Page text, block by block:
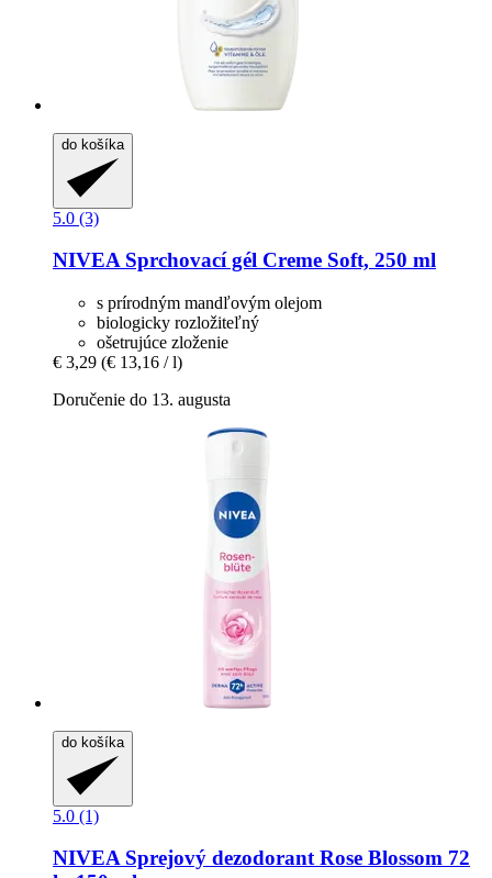
do košíka
5.0 (3)
NIVEASprchovací gél Creme Soft, 250 ml
s prírodným mandľovým olejom
biologicky rozložiteľný
ošetrujúce zloženie
€ 3,29 (€ 13,16 / l)
Doručenie do 13. augusta
do košíka
5.0 (1)
NIVEASprejový dezodorant Rose Blossom 72